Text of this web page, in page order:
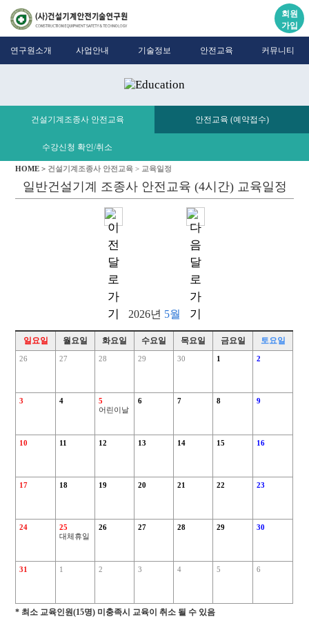
회원
가입
연구원소개 사업안내 기술정보 안전교육 커뮤니티
건설기계조종사 안전교육 안전교육 (예약접수)
수강신청 확인/취소
HOME > 건설기계조종사 안전교육 > 교육일정
일반건설기계 조종사 안전교육 (4시간) 교육일정
2026년 5월
일요일 월요일 화요일 수요일 목요일 금요일 토요일
26 27 28 29 30 1 2
3 4
5
어린이날
6 7 8 9
10 11 12 13 14 15 16
17 18 19 20 21 22 23
24
25
대체휴일
26 27 28 29 30
31 1 2 3 4 5 6
* 최소 교육인원(15명) 미충족시 교육이 취소 될 수 있음